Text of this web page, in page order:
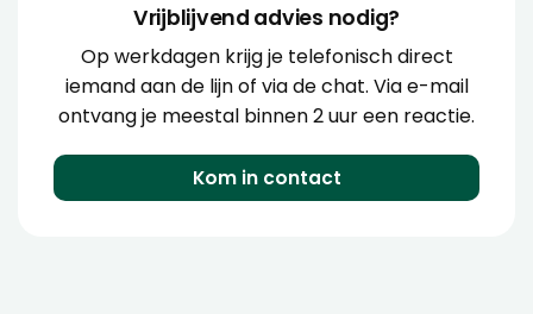
Vrijblijvend advies nodig?
Op werkdagen krijg je telefonisch direct
iemand aan de lijn of via de chat. Via e-mail
ontvang je meestal binnen 2 uur een reactie.
Kom in contact